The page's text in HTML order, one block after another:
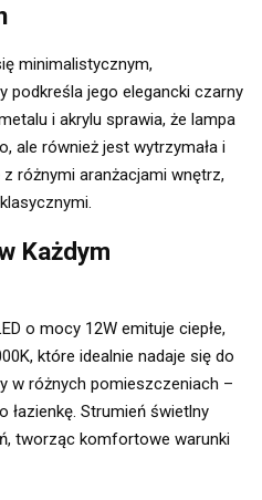
minimalistycznym,
podkreśla jego elegancki czarny
i akrylu sprawia, że lampa
ale również jest wytrzymała i
różnymi aranżacjami wnętrz,
Każdym
o mocy 12W emituje ciepłe,
które idealnie nadaje się do
w różnych pomieszczeniach –
łazienkę. Strumień świetlny
tworząc komfortowe warunki